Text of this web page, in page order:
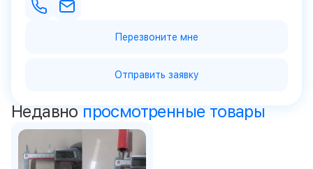
Перезвоните мне
Отправить заявку
Недавно просмотренные товары